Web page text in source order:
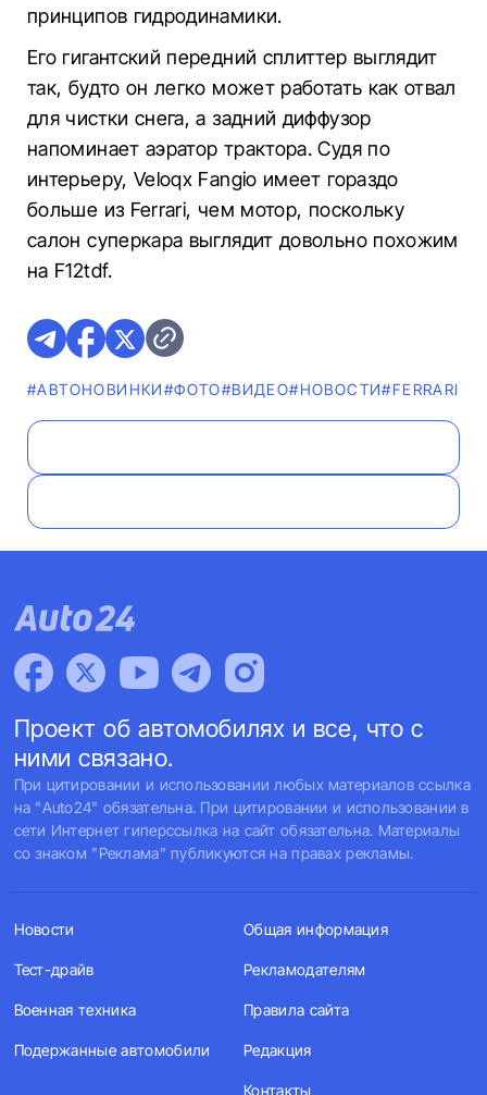
принципов гидродинамики.
Его гигантский передний сплиттер выглядит
так, будто он легко может работать как отвал
для чистки снега, а задний диффузор
напоминает аэратор трактора. Судя по
интерьеру, Veloqx Fangio имеет гораздо
больше из Ferrari, чем мотор, поскольку
салон суперкара выглядит довольно похожим
на F12tdf.
#AВТОНОВИНКИ#ФОТО#ВИДЕО#НОВОСТИ#FERRARI
Проект об автомобилях и все, что с
ними связано.
При цитировании и использовании любых материалов ссылка
на "Auto24" обязательна. При цитировании и использовании в
сети Интернет гиперссылка на сайт обязательна. Материалы
со знаком "Реклама" публикуются на правах рекламы.
Новости
Тест-драйв
Военная техника
Подержанные автомобили
Общая информация
Рекламодателям
Правила сайта
Редакция
Контакты